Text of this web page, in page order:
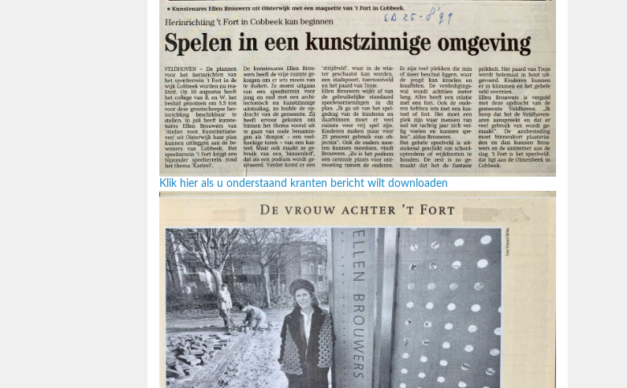
Klik hier als u onderstaand kranten bericht wilt downloaden